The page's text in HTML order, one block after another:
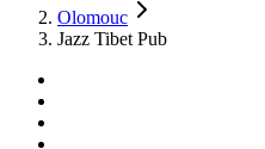
Olomouc
Jazz Tibet Pub